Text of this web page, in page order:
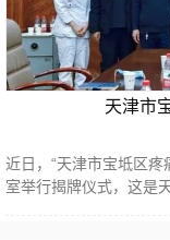
天津市
近日，“天津市宝坻区
室举行揭牌仪式，这是